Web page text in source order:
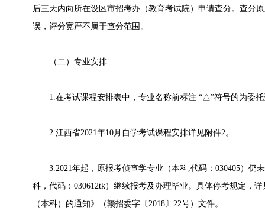
后三天内向所在设区市招考办（教育考试院）申请查分。查分
误，评分宽严不属于查分范围。
（二）专业安排
1.在考试课程安排表中，专业名称前标注 “△”符号的为委托
2.江西省2021年10月自学考试课程安排详见附件2。
3.2021年起，原报考侦查学专业（本科,代码：030405）仍
科，代码：030612tk）继续报考及办理毕业。具体停考规定，
（本科）的通知》（赣招委字〔2018〕22号）文件。